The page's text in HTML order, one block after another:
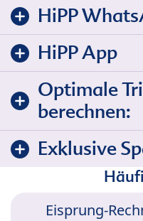
HiPP
HiPP App
Optimale
berechnen:
Exklusive
Eisprung-